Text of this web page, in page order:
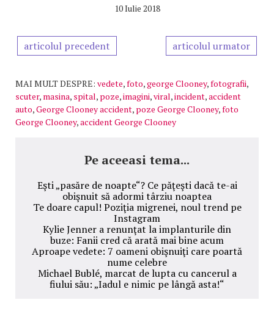
10 Iulie 2018
articolul precedent articolul urmator
MAI MULT DESPRE: vedete,foto,george Clooney,fotografii,
scuter, masina, spital, poze,imagini,viral,incident,accident
auto,George Clooney accident, poze George Clooney,foto
George Clooney,accident George Clooney
Pe aceeasi tema...
Eşti „pasăre de noapte“? Ce păţeşti dacă te-ai
obişnuit să adormi târziu noaptea
Te doare capul! Poziţia migrenei, noul trend pe
Instagram
Kylie Jenner a renunţat la implanturile din
buze: Fanii cred că arată mai bine acum
Aproape vedete: 7 oameni obişnuiţi care poartă
nume celebre
Michael Bublé, marcat de lupta cu cancerul a
fiului său: „Iadul e nimic pe lângă asta!“